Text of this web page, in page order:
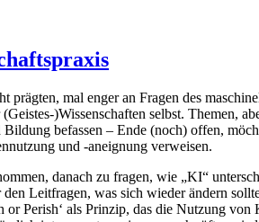
mal enger an Fragen des
)Wissenschaften selbst. Themen,
befassen – Ende (noch) offen,
und -aneignung verweisen.
danach zu fragen, wie „KI“
Leitfragen, was sich wieder ändern
Perish‘ als Prinzip, das die Nutzung